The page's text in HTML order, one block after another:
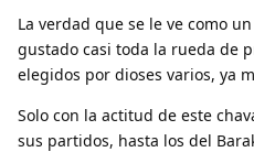
La verdad que se le ve como
gustado casi toda la rueda de
elegidos por dioses varios, ya
Solo con la actitud de este
sus partidos, hasta los del